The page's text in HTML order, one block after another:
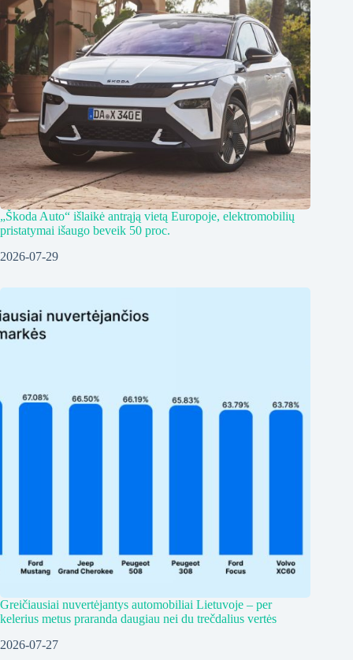
„Škoda Auto“ išlaikė antrąją vietą Europoje, elektromobilių
pristatymai išaugo beveik 50 proc.
2026-07-29
Greičiausiai nuvertėjantys automobiliai Lietuvoje – per
kelerius metus praranda daugiau nei du trečdalius vertės
2026-07-27